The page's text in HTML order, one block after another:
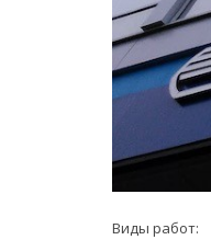
Виды работ: